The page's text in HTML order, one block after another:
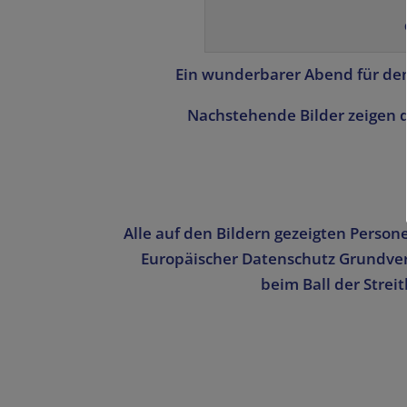
Ein wunderbarer Abend für den
Nachstehende Bilder zeigen
Alle auf den Bildern gezeigten
Europäischer Datenschutz
beim Ball der